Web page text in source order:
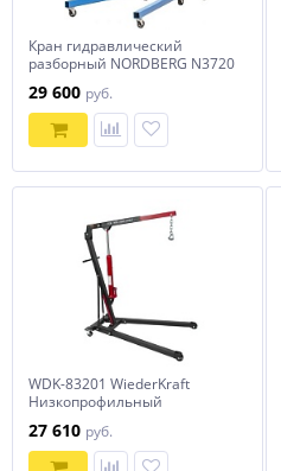
Кран гидравлический
разборный NORDBERG N3720
29 600 руб.
WDK-83201 WiederKraft
Низкопрофильный
кран, 1т
27 610 руб.